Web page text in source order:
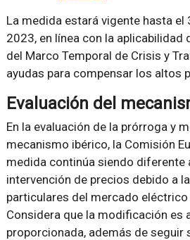
La medida estará vigente hasta el
2023, en línea con la aplicabilidad
del Marco Temporal de Crisis y
ayudas para compensar los altos
Evaluación del
En la evaluación de la prórroga y
mecanismo ibérico, la Comisión
medida continúa siendo
intervención de precios debido a
particulares del mercado
Considera que la modificación es
proporcionada, además de seguir